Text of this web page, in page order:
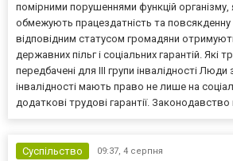
помірними порушеннями функцій організму,
обмежують працездатність та повсякденну
відповідним статусом громадяни
державних пільг і соціальних гарантій. Які
передбачені для III групи інвалідності Люди
інвалідності мають право не лише на
додаткові трудові гарантії.
Суспільство 09:37, 4 серпня